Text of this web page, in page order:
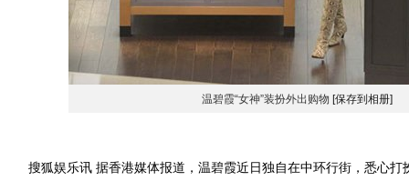
温碧霞“女神”装扮外出购物 [保存到相册]
搜狐娱乐讯 据香港媒体报道，温碧霞近日独自在中环行街，悉心打